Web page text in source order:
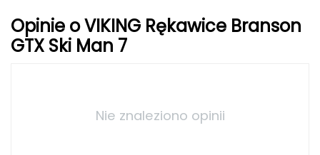
HMS PREMIUM
Haago
Opinie o VIKING Rękawice Branson
GTX Ski Man 7
Nie znaleziono opinii